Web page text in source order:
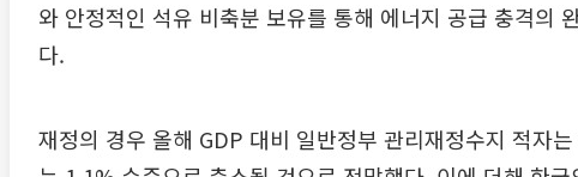
와 안정적인 석유 비축분 보유를 통해 에너지 공급 충격의
다.
재정의 경우 올해 GDP 대비 일반정부 관리재정수지 적자